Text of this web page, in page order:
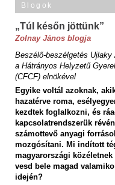
Blogok
„Túl későn jöttünk”
Zolnay János blogja
Beszélő-beszélgetés
a Hátrányos Helyzetű
(CFCF) elnökével
Egyike voltál azoknak,
hazatérve roma,
kezdtek foglalkozni, és
kapcsolatrendszerük
számottevő anyagi
mozgósítani. Mi indított
magyarországi közéletnek
vesd bele magad
idején?